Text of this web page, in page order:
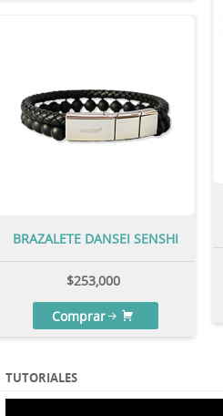
BRAZALETE DANSEI SENSHI
$253,000
Comprar
TUTORIALES